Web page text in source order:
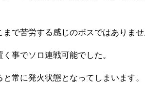
で苦労する感じのボスではありませ
事でソロ連戦可能でした。
常に発火状態となってしまいます。